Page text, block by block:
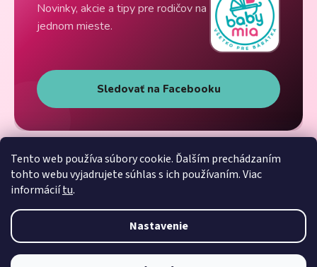
Tento web používa súbory cookie. Ďalším prechádzaním
tohto webu vyjadrujete súhlas s ich používaním. Viac
informáciítu.
Nastavenie
Novinky, akcie a tipy pre rodičov na
jednom mieste.
Sledovať na Facebooku